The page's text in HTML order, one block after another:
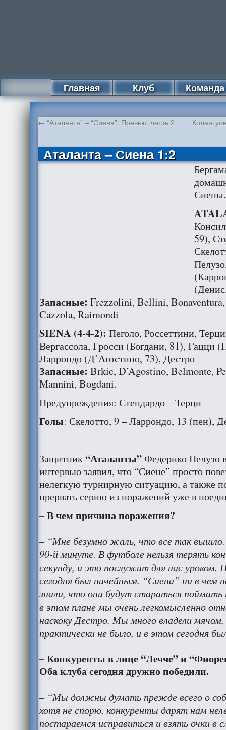
Главная Клуб Команда
← “Аталанта” – “Сиена”. Превью, часть 2
Аталанта – Сиена 1:2
59),
Запасные: Frezzolini, Bellini,
Cazzola, Raimondi
SIENA (4-4-2): Пеголо, Россеттини,
Вергассола, Гросси (Богдани, 81), Гацци
Ларрондо (Д’Агостино, 73), Дестро
Запасные: Brkic, D’Agostino, Belmonte,
Mannini, Bogdani.
Предупреждения: Стендардо – Терци
Голы: Скелотто, 9 – Ларрондо, 13 (пен),
Защитник“Аталанты”Федерико Пелузо
интервью заявил, что “Сиене” просто
нелегкую турнирную ситуацию, а также
прервать серию из поражений уже в
– В чем причина поражения?
– “Мне безумно жаль, что все так
90-й минуте. В футболе нельзя терять
секунду, и это послужит для нас
сегодня был ничейным. “Сиена” ни в чем
знали, что они будут стараться
в этом плане мы очень легкомысленно
наскоку Дестро. Мы много владели
практически не было, и в этом сегодня
– Конкуренты в лице “Лечче” и
Оба клуба сегодня дружно победили.
– “Мы должны думать прежде всего о
хотя не спорю, конкуренты дарят нам
постараемся исправиться и взять очки в